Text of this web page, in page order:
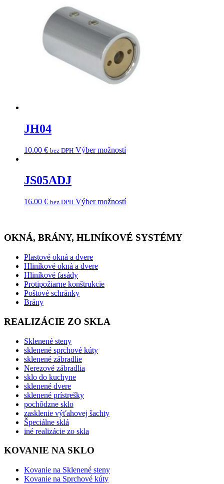
JH04
10.00 € bez DPH Výber možností
JS05ADJ
16.00 € bez DPH Výber možností
OKNÁ, BRÁNY, HLINÍKOVÉ SYSTÉMY
Plastové okná a dvere
Hliníkové okná a dvere
Hliníkové fasády
Protipožiarne konštrukcie
Poštové schránky
Brány
REALIZÁCIE ZO SKLA
Sklenené steny
sklenené sprchové kúty
sklenené zábradlie
Nerezové zábradlia
sklo do kuchyne
sklenené dvere
sklenené prístrešky
pochôdzne sklo
zasklenie výťahovej šachty
Špeciálne sklá
iné realizácie zo skla
KOVANIE NA SKLO
Kovanie na Sklenené steny
Kovanie na Sprchové kúty